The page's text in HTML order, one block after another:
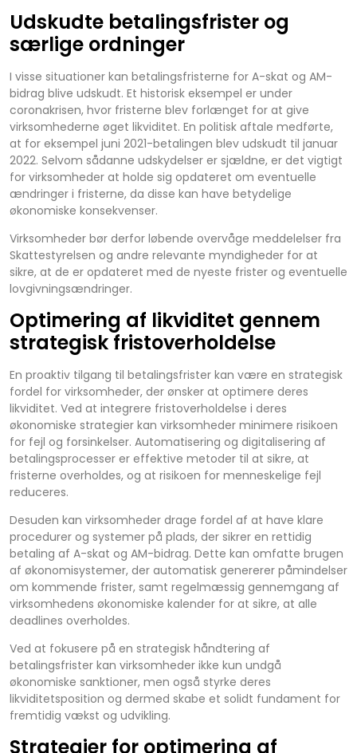
Udskudte betalingsfrister og
særlige ordninger
I visse situationer kan betalingsfristerne for A-skat og AM-
bidrag blive udskudt. Et historisk eksempel er under
coronakrisen, hvor fristerne blev forlænget for at give
virksomhederne øget likviditet. En politisk aftale medførte,
at for eksempel juni 2021-betalingen blev udskudt til januar
2022. Selvom sådanne udskydelser er sjældne, er det vigtigt
for virksomheder at holde sig opdateret om eventuelle
ændringer i fristerne, da disse kan have betydelige
økonomiske konsekvenser.
Virksomheder bør derfor løbende overvåge meddelelser fra
Skattestyrelsen og andre relevante myndigheder for at
sikre, at de er opdateret med de nyeste frister og eventuelle
lovgivningsændringer.
Optimering af likviditet gennem
strategisk fristoverholdelse
En proaktiv tilgang til betalingsfrister kan være en strategisk
fordel for virksomheder, der ønsker at optimere deres
likviditet. Ved at integrere fristoverholdelse i deres
økonomiske strategier kan virksomheder minimere risikoen
for fejl og forsinkelser. Automatisering og digitalisering af
betalingsprocesser er effektive metoder til at sikre, at
fristerne overholdes, og at risikoen for menneskelige fejl
reduceres.
Desuden kan virksomheder drage fordel af at have klare
procedurer og systemer på plads, der sikrer en rettidig
betaling af A-skat og AM-bidrag. Dette kan omfatte brugen
af økonomisystemer, der automatisk genererer påmindelser
om kommende frister, samt regelmæssig gennemgang af
virksomhedens økonomiske kalender for at sikre, at alle
deadlines overholdes.
Ved at fokusere på en strategisk håndtering af
betalingsfrister kan virksomheder ikke kun undgå
økonomiske sanktioner, men også styrke deres
likviditetsposition og dermed skabe et solidt fundament for
fremtidig vækst og udvikling.
Strategier for optimering af